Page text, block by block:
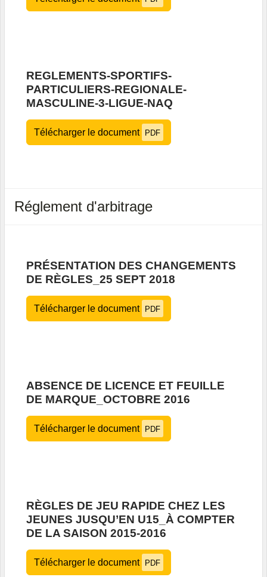
REGLEMENTS-SPORTIFS-
PARTICULIERS-REGIONALE-
MASCULINE-3-LIGUE-NAQ
Télécharger le document PDF
Réglement d'arbitrage
PRÉSENTATION DES CHANGEMENTS
DE RÈGLES_25 SEPT 2018
Télécharger le document PDF
ABSENCE DE LICENCE ET FEUILLE
DE MARQUE_OCTOBRE 2016
Télécharger le document PDF
RÈGLES DE JEU RAPIDE CHEZ LES
JEUNES JUSQU’EN U15_À COMPTER
DE LA SAISON 2015-2016
Télécharger le document PDF